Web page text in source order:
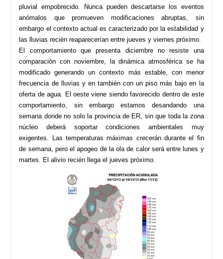
pluvial empobrecido. Nunca pueden descartarse los eventos
anómalos que promueven modificaciones abruptas, sin
embargo el contexto actual es caracterizado por la estabilidad y
las lluvias recién reaparecerían entre jueves y viernes próximo.
El comportamiento que presenta diciembre no resiste una
comparación con noviembre, la dinámica atmosférica se ha
modificado generando un contexto más estable, con menor
frecuencia de lluvias y en también con un piso más bajo en la
oferta de agua. El oeste viene siendo favorecido dentro de este
comportamiento, sin embargo estamos desandando una
semana donde no solo la provincia de ER, sin que toda la zona
núcleo deberá soportar condiciones ambientales muy
exigentes. Las temperaturas máximas crecerán durante el fin
de semana, pero el apogeo de la ola de calor será entre lunes y
martes. El alivio recién llega el jueves próximo.